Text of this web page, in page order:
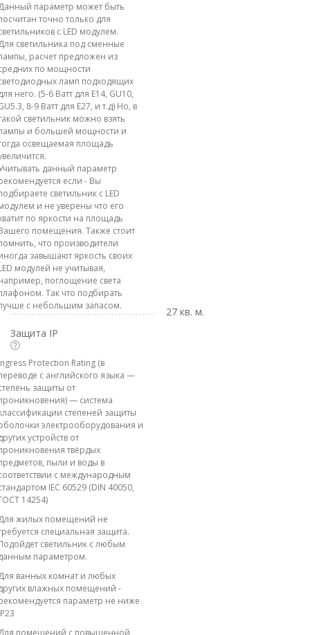
параметр может быть
точно только для
с LED модулем.
светильника под сменные
расчет предложен из
по мощности
ламп подходящих
него. (5-6 Ватт для E14, GU10,
8-9 Ватт для E27, и т.д) Но, в
светильник можно взять
и большей мощности и
освещаемая площадь
данный параметр
если - Вы
светильник с LED
и не уверены что его
по яркости на площадь
помещения. Также стоит
что производители
завышают яркость своих
модулей не учитывая,
поглощение света
Так что подбирать
с небольшим запасом.
27 кв. м.
Защита IP
Protection Rating (в
с английского языка —
защиты от
— система
степеней защиты
электрооборудования и
устройств от
твёрдых
пыли и воды в
с международным
IEC 60529 (DIN 40050,
14254)
жилых помещений не
специальная защита.
светильник с любым
параметром.
ванных комнат и любых
влажных помещений -
параметр не ниже
помещений с повышенной